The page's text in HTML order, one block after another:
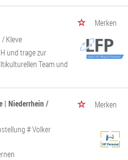
Merken
/ Kleve
und trage zur
Team und
| Niederrhein / Merken
# Volker